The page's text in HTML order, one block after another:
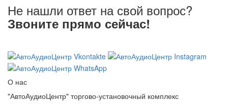
Не нашли ответ на свой вопрос?
Звоните прямо сейчас!
О нас
"АвтоАудиоЦентр" торгово-установочный комплекс